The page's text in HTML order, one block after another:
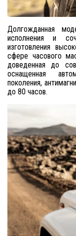
Долгожданная
исполнения и
изготовления
сфере часового
доведенная до
оснащенная
поколения,
до 80 часов.